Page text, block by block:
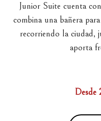
Junior Suite cuenta
combina una bañera
recorriendo la ciudad,
aporta
Desde